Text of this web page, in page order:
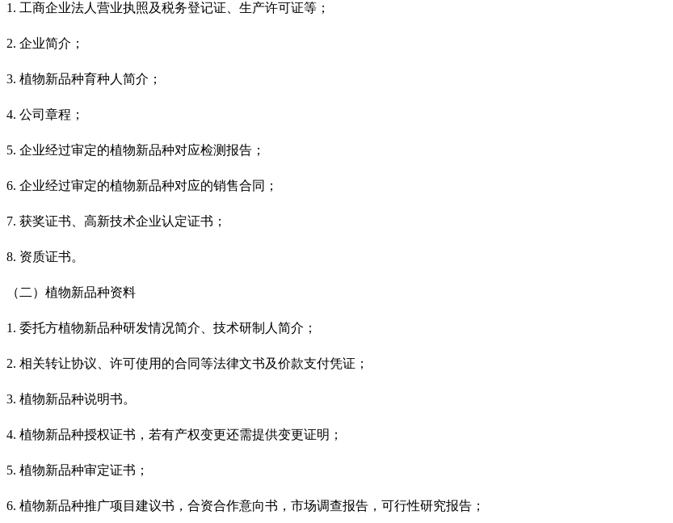
1. 工商企业法人营业执照及税务登记证、生产许可证等；
2. 企业简介；
3. 植物新品种育种人简介；
4. 公司章程；
5. 企业经过审定的植物新品种对应检测报告；
6. 企业经过审定的植物新品种对应的销售合同；
7. 获奖证书、高新技术企业认定证书；
8. 资质证书。
（二）植物新品种资料
1. 委托方植物新品种研发情况简介、技术研制人简介；
2. 相关转让协议、许可使用的合同等法律文书及价款支付凭证；
3. 植物新品种说明书。
4. 植物新品种授权证书，若有产权变更还需提供变更证明；
5. 植物新品种审定证书；
6. 植物新品种推广项目建议书，合资合作意向书，市场调查报告，可行性研究报告；